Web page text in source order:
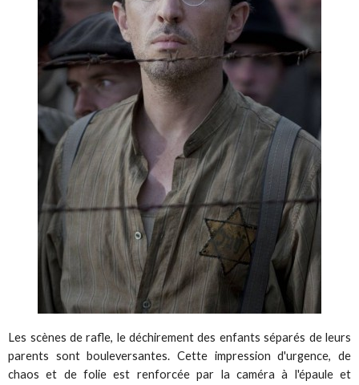
Les scènes de rafle, le déchirement des enfants séparés de leurs
parents sont bouleversantes. Cette impression d'urgence, de
chaos et de folie est renforcée par la caméra à l'épaule et